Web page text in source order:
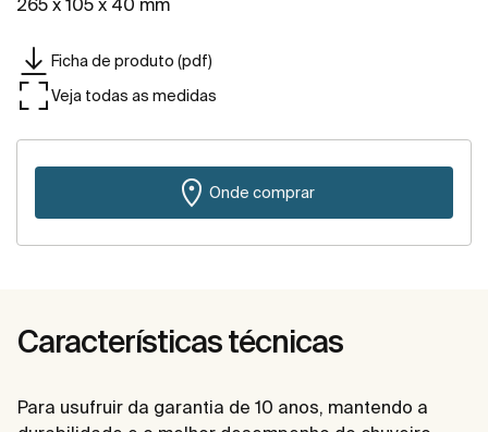
265 x 105 x 40 mm
Ficha de produto (pdf)
Veja todas as medidas
Onde comprar
Características técnicas
Para usufruir da garantia de 10 anos, mantendo a